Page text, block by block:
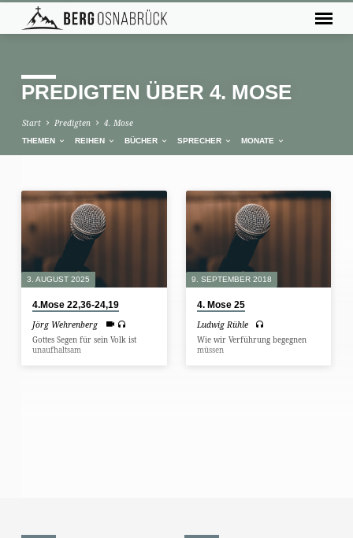
PREDIGTEN ÜBER 4. MOSE
Start Predigten 4. Mose
THEMEN REIHEN BÜCHER SPRECHER MONATE
PREDIGTEN
ÜBER
4.
MOSE
3. AUGUST 2025
4.Mose 22,36-24,19
Jörg Wehrenberg
Gottes Segen für sein Volk ist
unaufhaltsam
9. SEPTEMBER 2018
4. Mose 25
Ludwig Rühle
Wie wir Verführung begegnen
müssen